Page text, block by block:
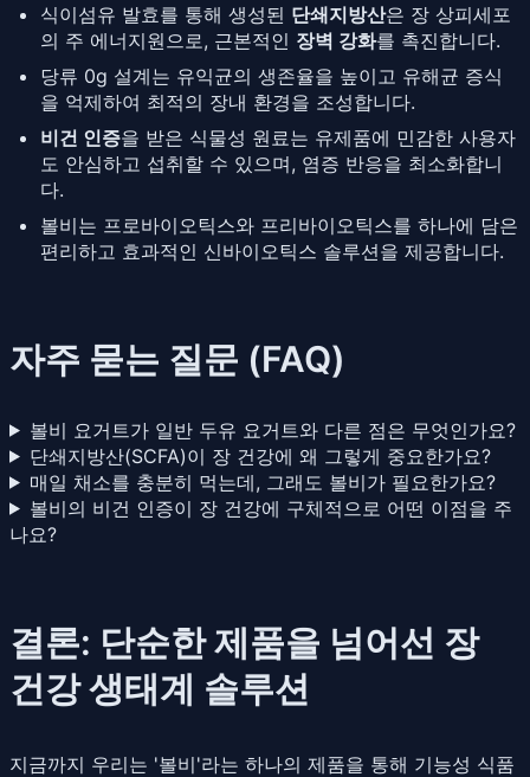
식이섬유 발효를 통해 생성된 단쇄지방산은 장 상피세포
의 주 에너지원으로, 근본적인 장벽 강화를 촉진합니다.
당류 0g 설계는 유익균의 생존율을 높이고 유해균 증식
을 억제하여 최적의 장내 환경을 조성합니다.
비건 인증을 받은 식물성 원료는 유제품에 민감한 사용자
도 안심하고 섭취할 수 있으며, 염증 반응을 최소화합니
다.
볼비는 프로바이오틱스와 프리바이오틱스를 하나에 담은
편리하고 효과적인 신바이오틱스 솔루션을 제공합니다.
자주 묻는 질문 (FAQ)
볼비 요거트가 일반 두유 요거트와 다른 점은 무엇인가요?
단쇄지방산(SCFA)이 장 건강에 왜 그렇게 중요한가요?
매일 채소를 충분히 먹는데, 그래도 볼비가 필요한가요?
볼비의 비건 인증이 장 건강에 구체적으로 어떤 이점을 주
나요?
결론: 단순한 제품을 넘어선 장
건강 생태계 솔루션
지금까지 우리는 '볼비'라는 하나의 제품을 통해 기능성 식품